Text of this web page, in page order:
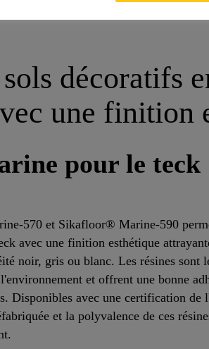
décoratifs
une finition
pour le teck
570 et Sikafloor® Marine-590
avec une finition esthétique
noir, gris ou blanc. Les résines sont
et offrent une bonne
Disponibles avec une certification de
et la polyvalence de ces